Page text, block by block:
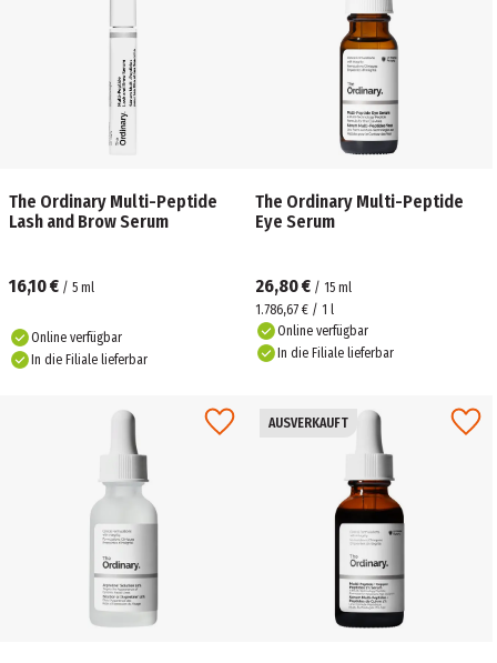
The Ordinary Multi-Peptide
Lash and Brow Serum
16,10 € / 5 ml
Online verfügbar
In die Filiale lieferbar
The Ordinary Multi-Peptide
Eye Serum
26,80 € / 15 ml
1.786,67 € / 1 l
Online verfügbar
In die Filiale lieferbar
AUSVERKAUFT